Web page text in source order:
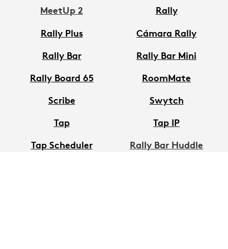
MeetUp 2
Rally
Rally Plus
Cámara Rally
Rally Bar
Rally Bar Mini
Rally Board 65
RoomMate
Scribe
Swytch
Tap
Tap IP
Tap Scheduler
Rally Bar Huddle